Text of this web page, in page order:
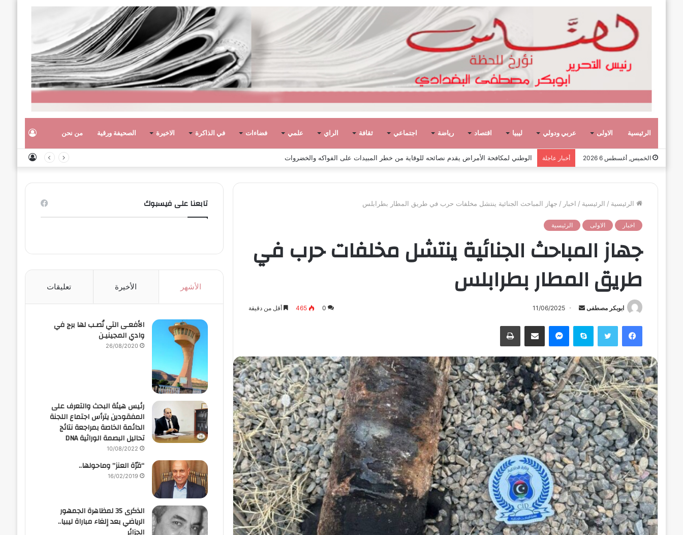
الرئيسية الاولى عربي ودولي ليبيا اقتصاد رياضة اجتماعي ثقافة الراي علمي فضاءات في الذاكرة الاخيرة الصحيفة ورقية من نحن
الخميس, أغسطس 6 2026 أخبار عاجلة وفاة الكاتب والدبلوماسي الليبي مفتاح السيد الشريف عن 90 عامًا
الرئيسية / الرئيسية / اخبار / جهاز المباحث الجنائية ينتشل مخلفات حرب في طريق المطار بطرابلس
اخبار الاولى الرئيسية
جهاز المباحث الجنائية ينتشل مخلفات حرب في
طريق المطار بطرابلس
ابوبكر مصطفى
أ
ب
ر
ي
د
ا
إ
ل
ك
ت
ر
و
ن
ي
ا
11/06/2025
0
465 أقل من دقيقة
فيسبوك تويتر سكايب ماسنجر مشاركة عبر البريد طباعة
تابعنا على فيسبوك
الأشهر الأخيرة تعليقات
الأفعـى التي نُصـب لها برج في
وادي المجينيـن
26/08/2020
رئيس هيئة البحث والتعرف على
المفقودين يترأس اجتماع اللجنة
الدائمة الخاصة بمراجعة نتائج
تحاليل البصمة الوراثية DNA
10/08/2022
“قرّة العنز” وماحولها..
16/02/2019
الذكرى 35 لمظاهرة الجمهور
الرياضي بعد إلغاء مباراة ليبيا..